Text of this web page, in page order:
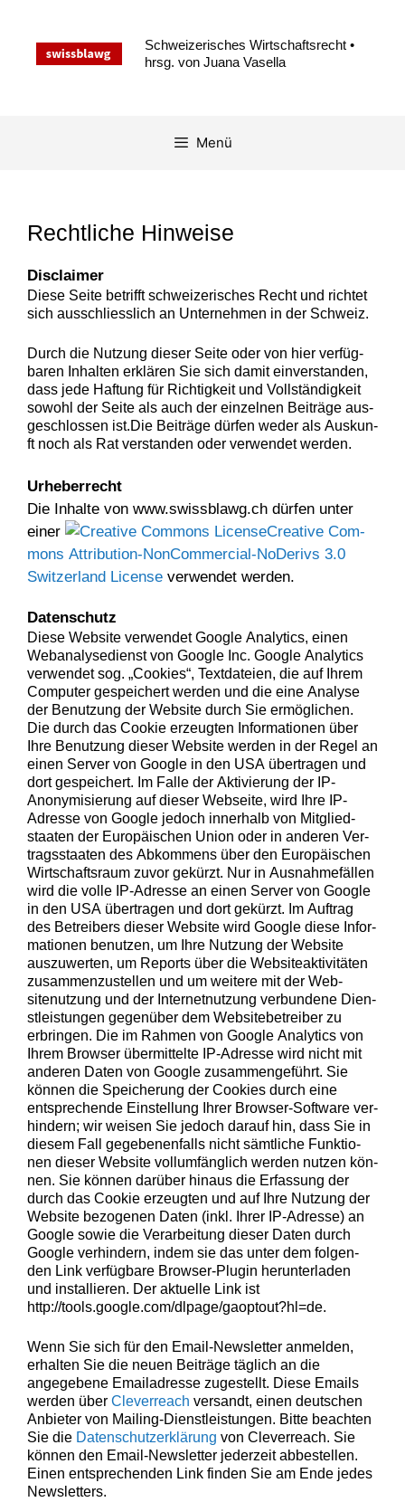
springen
Schweizerisches Wirtschaftsrecht •
hrsg. von Juana Vasella
Menü
Rechtliche Hinweise
Dis­claimer
Diese Seite bet­rifft schweiz­erisches Recht und richtet
sich auss­chliesslich an Unternehmen in der Schweiz.
Durch die Nutzung dieser Seite oder von hier ver­füg­
baren Inhal­ten erk­lären Sie sich damit ein­ver­standen,
dass jede Haf­tung für Richtigkeit und Voll­ständigkeit
sowohl der Seite als auch der einzel­nen Beiträge aus­
geschlossen ist.Die Beiträge dür­fen wed­er als Auskun­
ft noch als Rat ver­standen oder ver­wen­det werden.
Urhe­ber­recht
Die Inhalte von www.swissblawg.ch dür­fen unter
ein­er
Cre­ative Com­
mons Attri­bu­tion-Non­Com­mer­cial-NoDerivs 3.0
Switzer­land License ver­wen­det werden.
Daten­schutz
Diese Web­site ver­wen­det Google Ana­lyt­ics, einen
Web­analyse­di­enst von Google Inc. Google Ana­lyt­ics
ver­wen­det sog. „Cook­ies“, Text­dateien, die auf Ihrem
Com­put­er gespe­ichert wer­den und die eine Analyse
der Benutzung der Web­site durch Sie ermöglichen.
Die durch das Cook­ie erzeugten Infor­ma­tio­nen über
Ihre Benutzung dieser Web­site wer­den in der Regel an
einen Serv­er von Google in den USA über­tra­gen und
dort gespe­ichert. Im Falle der Aktivierung der IP-
Anonymisierung auf dieser Web­seite, wird Ihre IP-
Adresse von Google jedoch inner­halb von Mit­glied­
staat­en der Europäis­chen Union oder in anderen Ver­
tragsstaat­en des Abkom­mens über den Europäis­chen
Wirtschaft­sraum zuvor gekürzt. Nur in Aus­nah­me­fällen
wird die volle IP-Adresse an einen Serv­er von Google
in den USA über­tra­gen und dort gekürzt. Im Auf­trag
des Betreibers dieser Web­site wird Google diese Infor­
ma­tio­nen benutzen, um Ihre Nutzung der Web­site
auszuw­erten, um Reports über die Web­siteak­tiv­itäten
zusam­men­zustellen und um weit­ere mit der Web­
sitenutzung und der Inter­net­nutzung ver­bun­dene Dien­
stleis­tun­gen gegenüber dem Web­site­be­treiber zu
erbrin­gen. Die im Rah­men von Google Ana­lyt­ics von
Ihrem Brows­er über­mit­telte IP-Adresse wird nicht mit
anderen Dat­en von Google zusam­menge­führt. Sie
kön­nen die Spe­icherung der Cook­ies durch eine
entsprechende Ein­stel­lung Ihrer Brows­er-Soft­ware ver­
hin­dern; wir weisen Sie jedoch darauf hin, dass Sie in
diesem Fall gegebe­nen­falls nicht sämtliche Funk­tio­
nen dieser Web­site vol­lum­fänglich wer­den nutzen kön­
nen. Sie kön­nen darüber hin­aus die Erfas­sung der
durch das Cook­ie erzeugten und auf Ihre Nutzung der
Web­site bezo­ge­nen Dat­en (inkl. Ihrer IP-Adresse) an
Google sowie die Ver­ar­beitung dieser Dat­en durch
Google ver­hin­dern, indem sie das unter dem fol­gen­
den Link ver­füg­bare Brows­er-Plu­g­in herun­ter­laden
und instal­lieren. Der aktuelle Link ist
http://tools.google.com/dlpage/gaoptout?hl=de.
Wenn Sie sich für den Email-Newslet­ter anmelden,
erhal­ten Sie die neuen Beiträge täglich an die
angegebene Emailadresse zugestellt. Diese Emails
wer­den über Clev­er­reach ver­sandt, einen deutschen
Anbi­eter von Mail­ing-Dien­stleis­tun­gen. Bitte beacht­en
Sie die Daten­schutzerk­lärung von Clev­er­reach. Sie
kön­nen den Email-Newslet­ter jed­erzeit abbestellen.
Einen entsprechen­den Link find­en Sie am Ende jedes
Newsletters.
Notwendige
Cookies
Diese
Cookies sind
nicht
optional, es
braucht sie,
damit die
Website
korrekt
angezeigt
werden kann.
Statistiken
Um unsere
Website zu
verbessern,
zeichnen
wir
anonyme
statistische
Daten auf.
Funktionalität
Einige
Funktionen auf
dieser Website
sind optional.
Wenn Sie
diese Option
deaktivieren,
kann die
Website nicht
zu 100%
funktionieren.
Marketing
Wir speichern
anonyme Daten ab,
um interne
marketingtechnische
Auswertungen
durchführen zu
können. Diese helfen